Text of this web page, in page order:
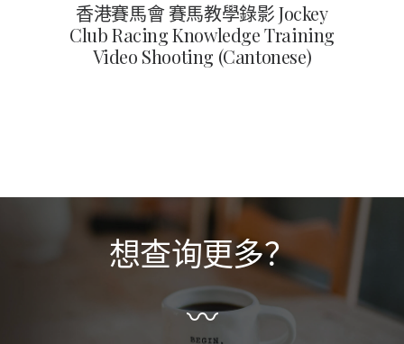
香港賽馬會 賽馬教學錄影 Jockey
Club Racing Knowledge Training
Video Shooting (Cantonese)
想查询更多？
〰